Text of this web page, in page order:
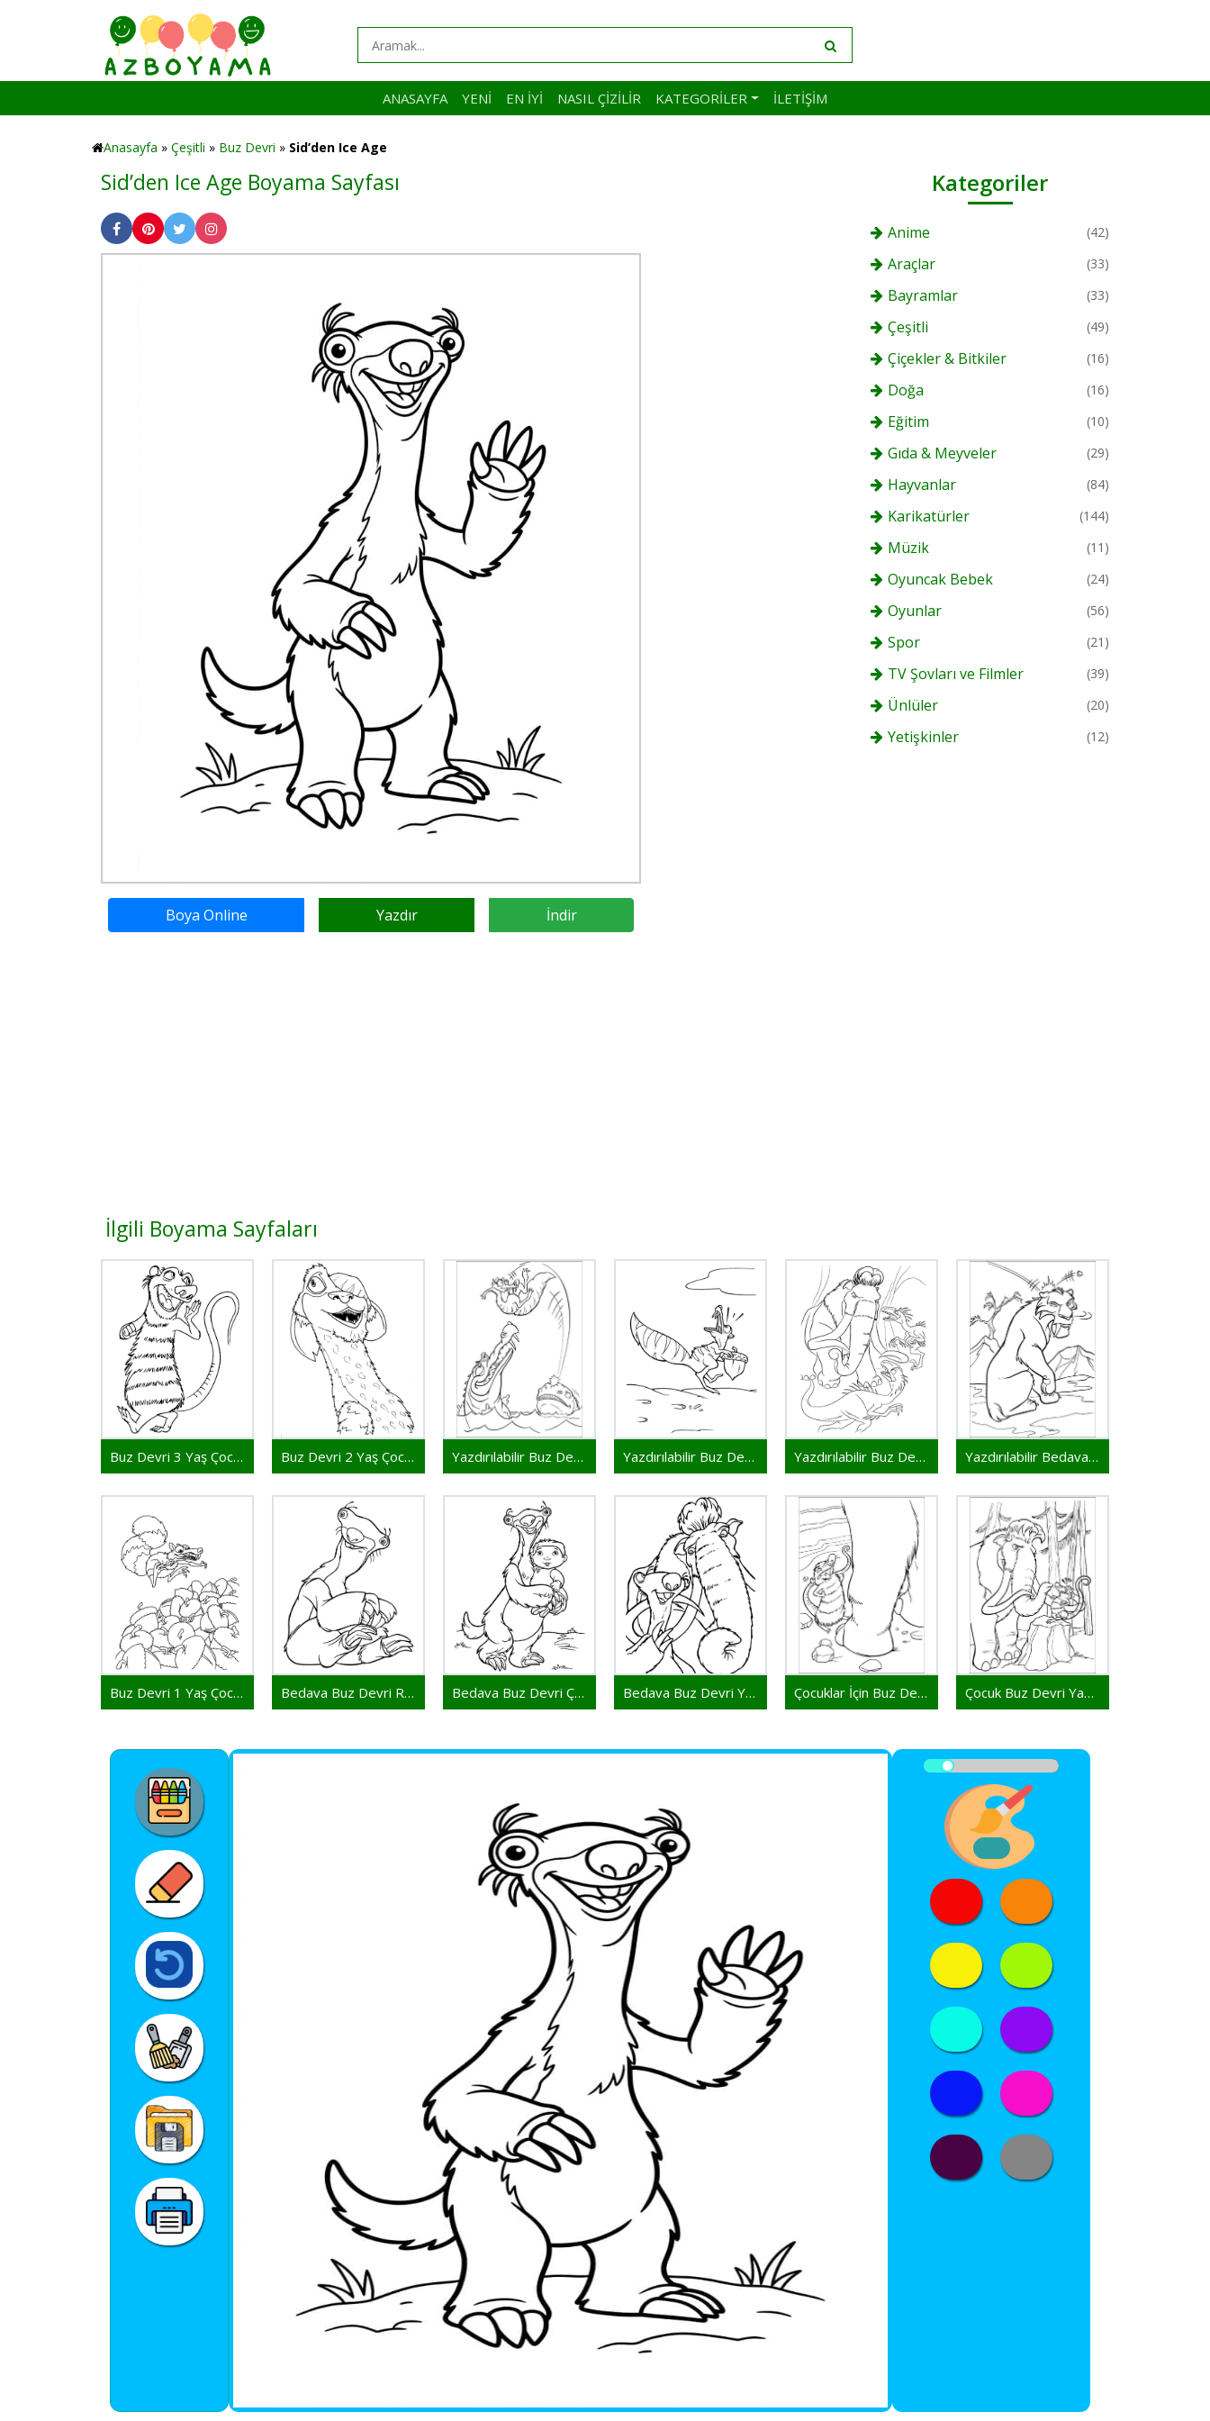
ANASAYFA YENI EN İYI NASIL ÇIZILIR KATEGORILER İLETIŞIM
Anasayfa » Çeşitli » Buz Devri » Sid’den Ice Age
Sid’den Ice Age Boyama Sayfası
Boya Online Yazdır İndir
Kategoriler
Anime (42)
Araçlar (33)
Bayramlar (33)
Çeşitli (49)
Çiçekler & Bitkiler (16)
Doğa (16)
Eğitim (10)
Gıda & Meyveler (29)
Hayvanlar (84)
Karikatürler (144)
Müzik (11)
Oyuncak Bebek (24)
Oyunlar (56)
Spor (21)
TV Şovları ve Filmler (39)
Ünlüler (20)
Yetişkinler (12)
İlgili Boyama Sayfaları
Buz Devri 3 Yaş Çocuklar İçin Buz Devri 2 Yaş Çocuklar İçin Yazdırılabilir Buz Devri Resim Yazdırılabilir Buz Devri Çocuklar İçin Yazdırılabilir Buz Devri Bedava Yazdırılabilir Bedava Buz Devri
Buz Devri 1 Yaş Çocuklar İçin Bedava Buz Devri Resim Bedava Buz Devri Çocuklar İçin Bedava Buz Devri Yazdır Çocuklar İçin Buz Devri Çocuk Buz Devri Yazdırılabilir